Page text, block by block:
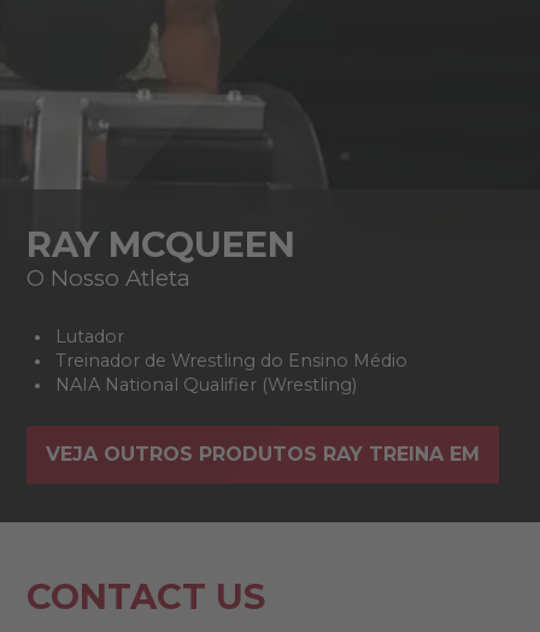
RAY MCQUEEN
O Nosso Atleta
Lutador
Treinador de Wrestling do Ensino Médio
NAIA National Qualifier (Wrestling)
VEJA OUTROS PRODUTOS RAY TREINA EM
CONTACT US